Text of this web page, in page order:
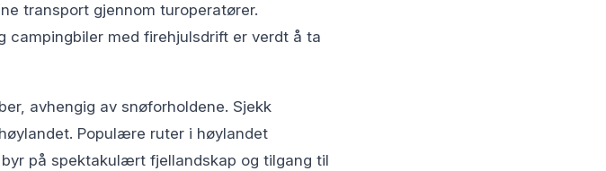
transport gjennom turoperatører.
campingbiler med firehjulsdrift er verdt å ta
avhengig av snøforholdene. Sjekk
Populære ruter i høylandet
på spektakulært fjellandskap og tilgang til